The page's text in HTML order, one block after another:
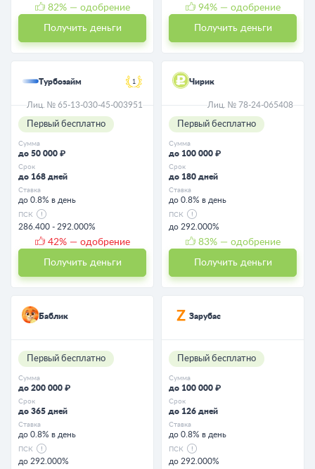
82% — одобрение
Получить деньги
94% — одобрение
Получить деньги
Турбозайм 1
Лиц. № 65-13-030-45-003951
Первый бесплатно
Сумма
до 50 000 ₽
Срок
до 168 дней
Ставка
до 0.8% в день
ПСК
286.400 - 292.000%
42% — одобрение
Получить деньги
Чирик
Лиц. № 78-24-065408
Первый бесплатно
Сумма
до 100 000 ₽
Срок
до 180 дней
Ставка
до 0.8% в день
ПСК
до 292.000%
83% — одобрение
Получить деньги
Баблик
Первый бесплатно
Сумма
до 200 000 ₽
Срок
до 365 дней
Ставка
до 0.8% в день
ПСК
до 292.000%
Зарубас
Первый бесплатно
Сумма
до 100 000 ₽
Срок
до 126 дней
Ставка
до 0.8% в день
ПСК
до 292.000%